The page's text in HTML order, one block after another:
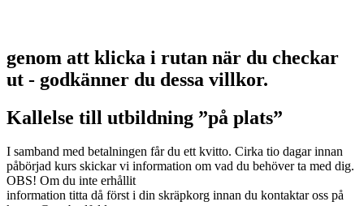
genom att klicka i rutan när du checkar
ut - godkänner du dessa villkor.
Kallelse till utbildning ”på plats”
I samband med betalningen får du ett kvitto. Cirka tio dagar innan
påbörjad kurs skickar vi information om vad du behöver ta med dig.
OBS! Om du inte erhållit
information titta då först i din skräpkorg innan du kontaktar oss på